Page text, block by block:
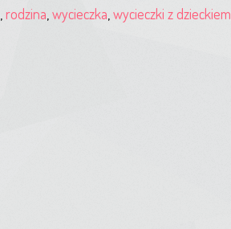
rodzina wycieczka wycieczki z dzieckiem